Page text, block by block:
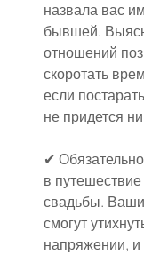
назвала вас
бывшей.
отношений
скоротать
если
не придется
✔
в
свадьбы.
смогут
напряжении, и